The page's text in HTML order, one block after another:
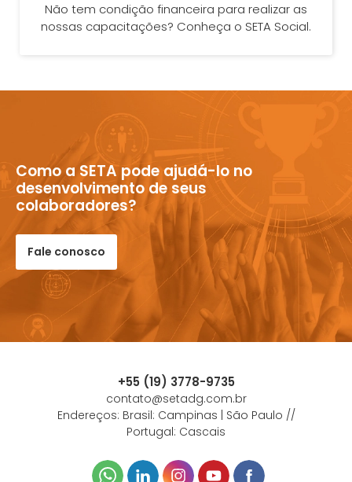
Não tem condição financeira para realizar as
nossas capacitações? Conheça o SETA Social.
Como a SETA pode ajudá-lo no
desenvolvimento de seus
colaboradores?
Fale conosco
+55 (19) 3778-9735
contato@setadg.com.br
Endereços: Brasil: Campinas | São Paulo //
Portugal: Cascais